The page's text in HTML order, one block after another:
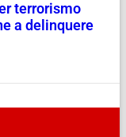
terrorismo
a delinquere